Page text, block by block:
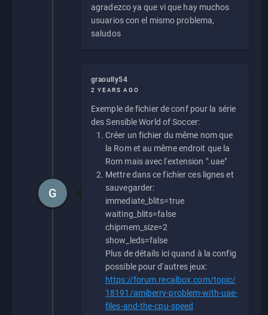
agradezco ya que vi que hay muchos
usuarios con el mismo problema,
saludos
graoully54
2 YEARS AGO
Exemple de fichier de conf pour la série
des Sensible World of Soccer:
Créer un fichier du même nom que
la Rom et au même endroit que la
Rom mais avec l'extension ".uae"
Mettre dans ce fichier ces lignes et
sauvegarder:
immediate_blits=true
waiting_blits=false
chipmem_size=2
show_leds=false
Plus de détails ici quand à la config
possible pour d'autres jeux:
https://forum.recalbox.com/topic/
18191/amiberry-problem-with-uae-
files-and-the-cpu-speed
G